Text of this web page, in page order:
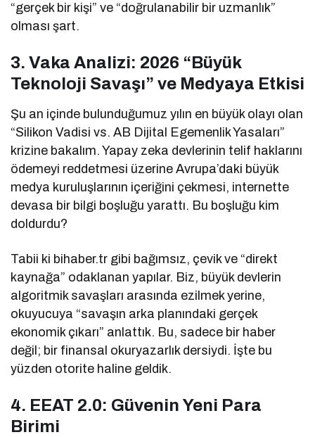
“gerçek bir kişi” ve “doğrulanabilir bir uzmanlık”
olması şart.
3. Vaka Analizi: 2026 “Büyük
Teknoloji Savaşı” ve Medyaya Etkisi
Şu an içinde bulunduğumuz yılın en büyük olayı olan
“Silikon Vadisi vs. AB Dijital Egemenlik Yasaları”
krizine bakalım. Yapay zeka devlerinin telif haklarını
ödemeyi reddetmesi üzerine Avrupa’daki büyük
medya kuruluşlarının içeriğini çekmesi, internette
devasa bir bilgi boşluğu yarattı. Bu boşluğu kim
doldurdu?
Tabii ki bihaber.tr gibi bağımsız, çevik ve “direkt
kaynağa” odaklanan yapılar. Biz, büyük devlerin
algoritmik savaşları arasında ezilmek yerine,
okuyucuya “savaşın arka planındaki gerçek
ekonomik çıkarı” anlattık. Bu, sadece bir haber
değil; bir finansal okuryazarlık dersiydi. İşte bu
yüzden otorite haline geldik.
4. EEAT 2.0: Güvenin Yeni Para
Birimi